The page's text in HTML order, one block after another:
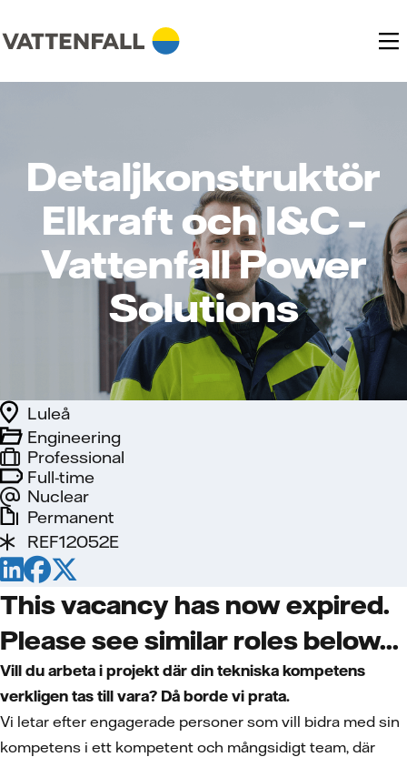
Detaljkonstruktör
Elkraft och I&C –
Vattenfall Power
Solutions
Full-time
Nuclear
Engineering
Luleå
Professional
Permanent
REF12052E
This vacancy has now expired.
Please see similar roles below...
Vill du arbeta i projekt där din tekniska kompetens
verkligen tas till vara? Då borde vi prata.
Vi letar efter engagerade personer som vill bidra med sin
kompetens i ett kompetent och mångsidigt team, där